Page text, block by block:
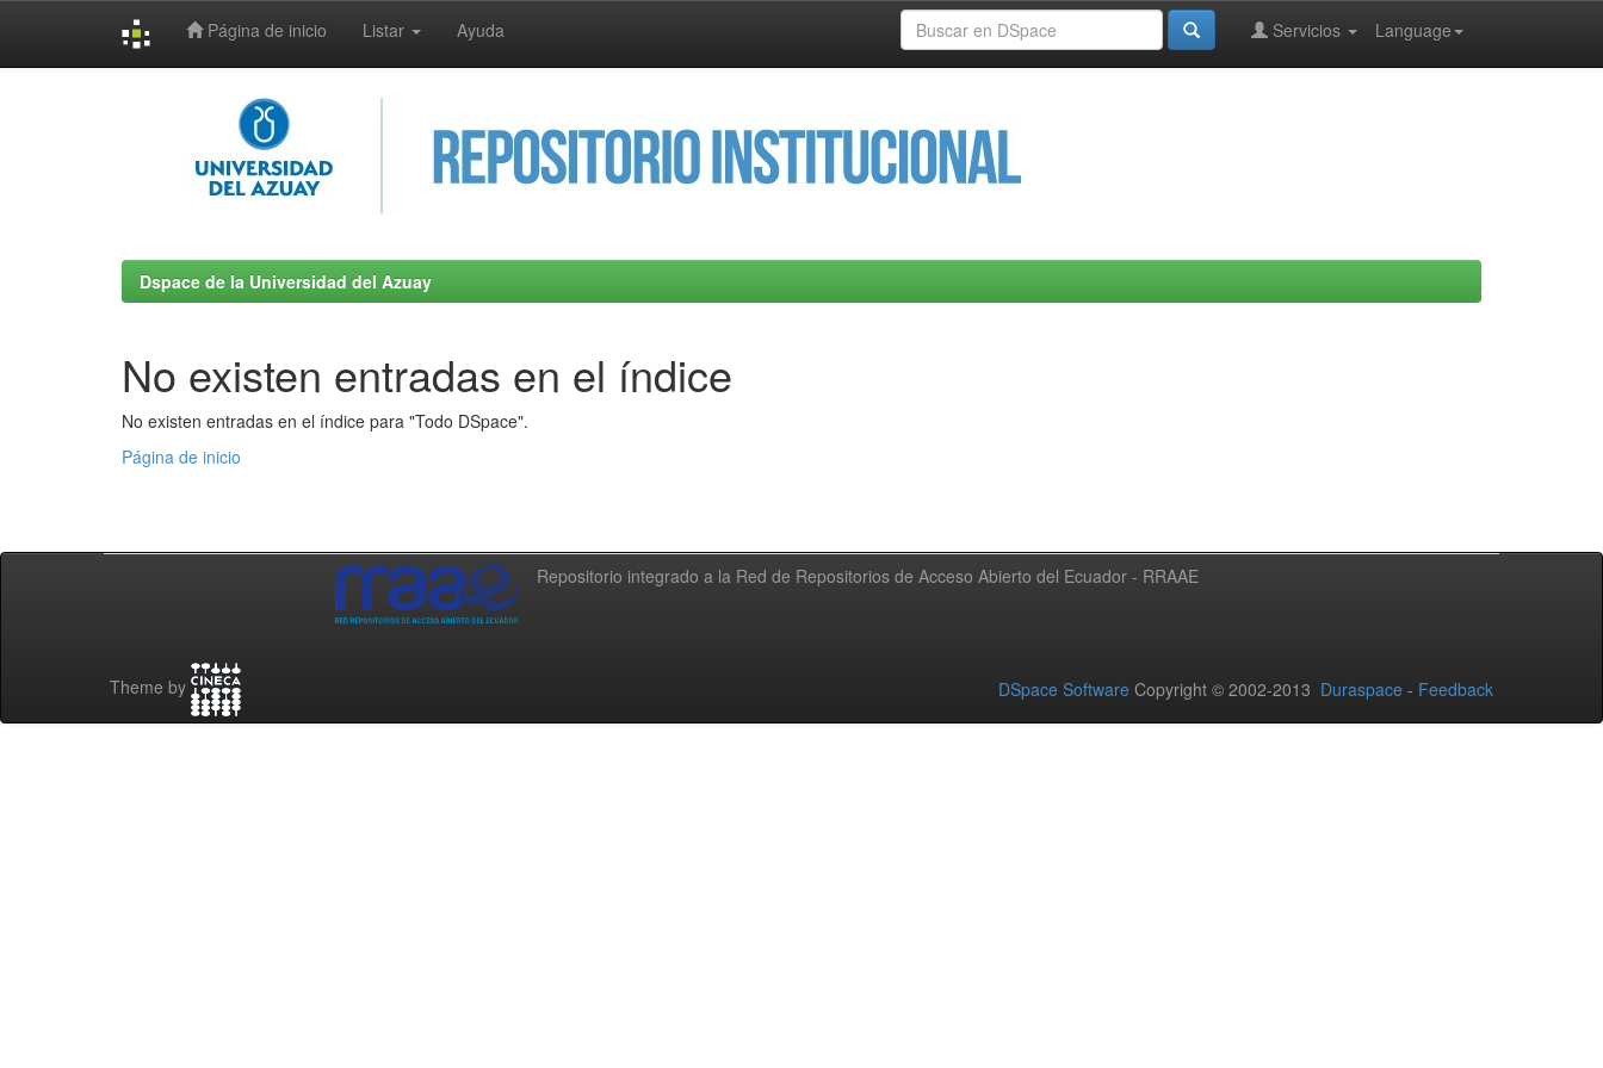
Página de inicio Listar Ayuda Language
Servicios
Dspace de la Universidad del Azuay
No existen entradas en el índice
No existen entradas en el índice para "Todo DSpace".
Página de inicio
Repositorio integrado a la Red de Repositorios de Acceso Abierto del Ecuador - RRAAE
Theme by DSpace Software Copyright © 2002-2013 Duraspace - Feedback